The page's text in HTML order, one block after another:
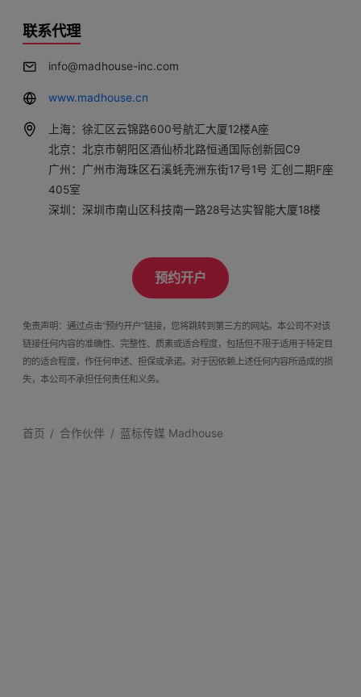
联系代理
info@madhouse-inc.com
www.madhouse.cn
上海：徐汇区云锦路600号航汇大厦12楼A座
北京：北京市朝阳区酒仙桥北路恒通国际创新园C9
广州：广州市海珠区石溪蚝壳洲东街17号1号 汇创二期F座
405室
深圳：深圳市南山区科技南一路28号达实智能大厦18楼
预约开户
免责声明：通过点击“预约开户”链接，您将跳转到第三方的网站。本公司不对该
链接任何内容的准确性、完整性、质素或适合程度，包括但不限于适用于特定目
的的适合程度，作任何申述、担保或承诺。对于因依赖上述任何内容所造成的损
失，本公司不承担任何责任和义务。
首页 合作伙伴 蓝标传媒 Madhouse